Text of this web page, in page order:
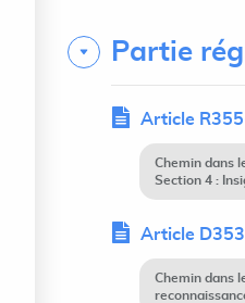
Partie
Article
Chemin dans
Section 4 :
Article
Chemin dans